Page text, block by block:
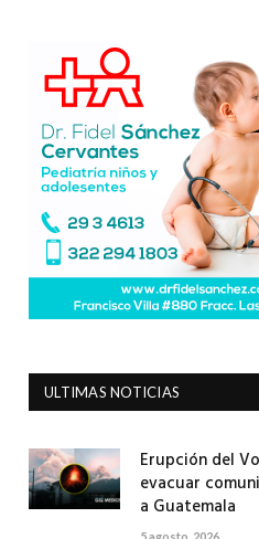
ULTIMAS NOTICIAS
Erupción del
evacuar
a Guatemala